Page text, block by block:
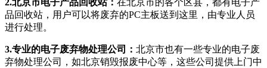
品回收站，用户可以将废弃的PC主板送到这里，由专业人员
进行处理。
3.专业的电子废弃物处理公司： 北京市也有一些专业的电子废
弃物处理公司，如北京销毁报废中心等，这些公司提供上门中